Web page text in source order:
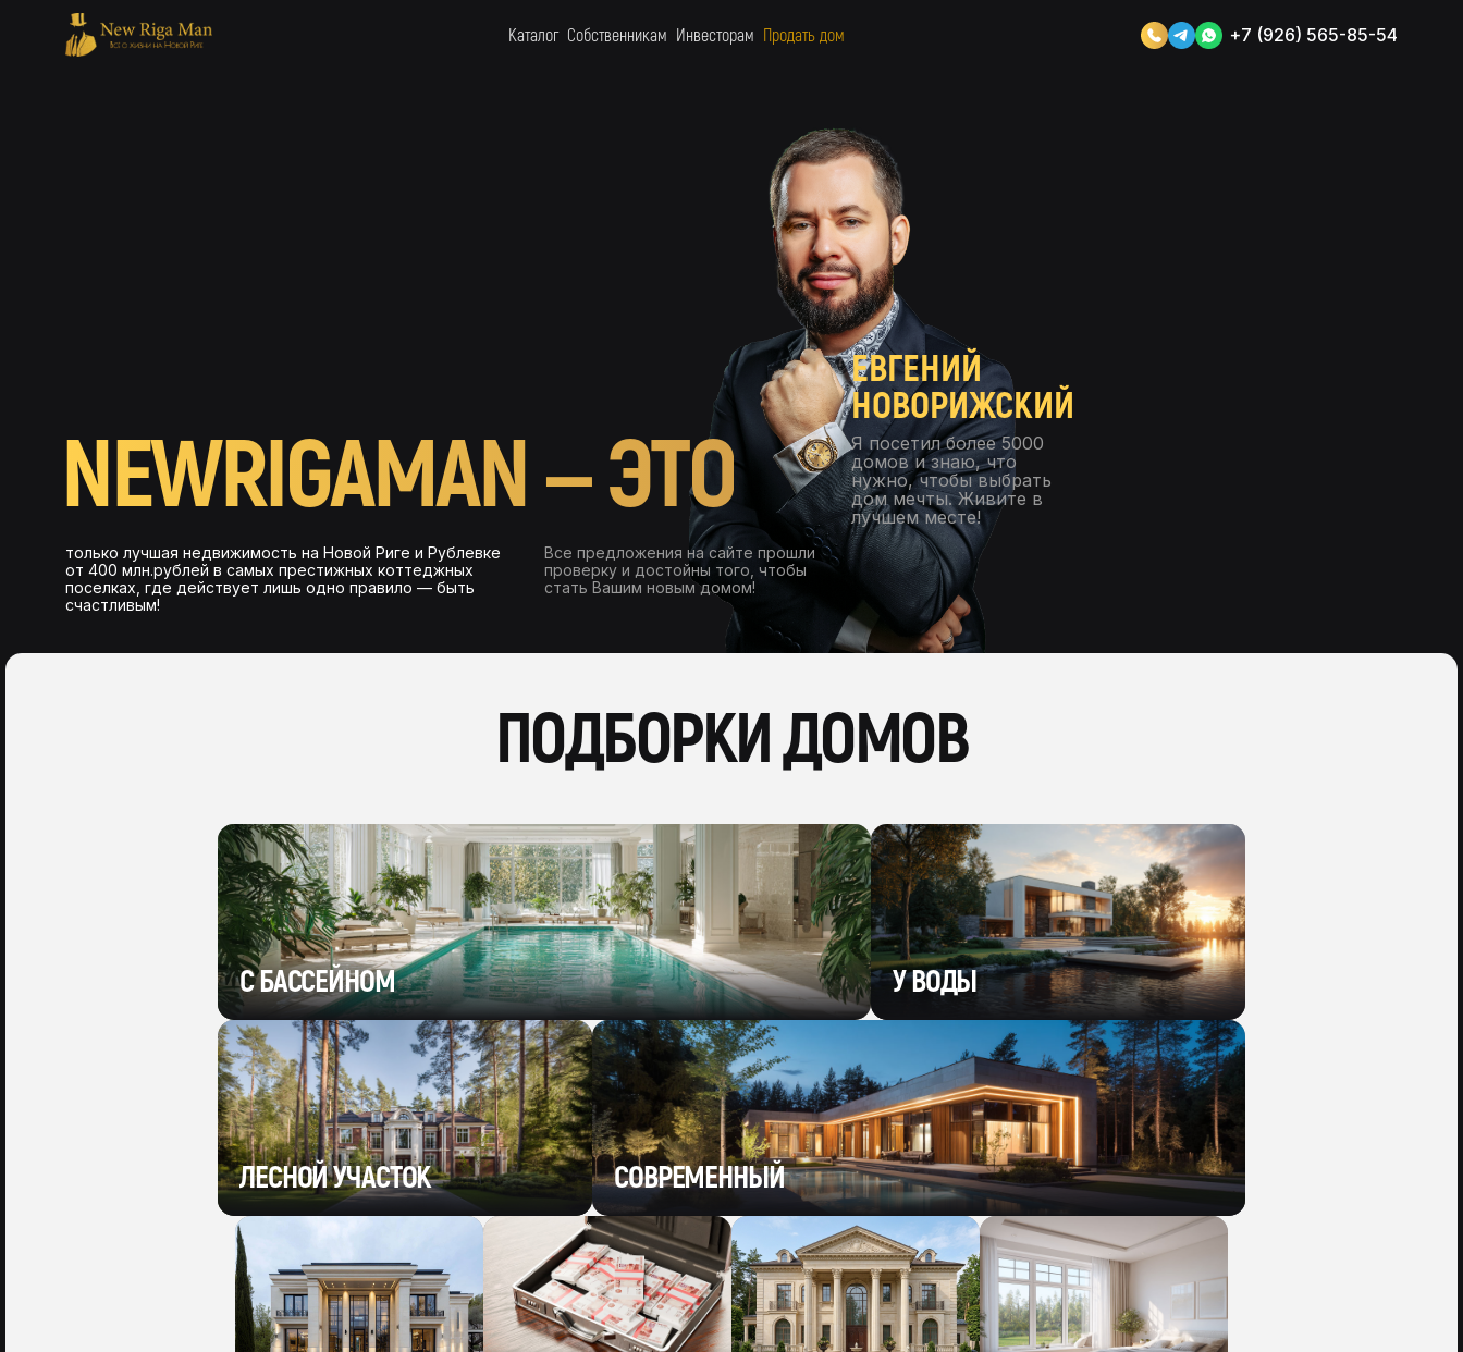
Каталог Собственникам Инвесторам Продать дом +7 (926) 565-85-54
NEWRIGAMAN — ЭТО
только лучшая недвижимость на Новой Риге и Рублевке
от 400 млн.рублей в самых престижных коттеджных
поселках, где действует лишь одно правило — быть
счастливым!
Все предложения на сайте прошли
проверку и достойны того, чтобы
стать Вашим новым домом!
ЕВГЕНИЙ
НОВОРИЖСКИЙ
Я посетил более 5000
домов и знаю, что
нужно, чтобы выбрать
дом мечты. Живите в
лучшем месте!
ПОДБОРКИ ДОМОВ
С БАССЕЙНОМ У ВОДЫ
ЛЕСНОЙ УЧАСТОК СОВРЕМЕННЫЙ